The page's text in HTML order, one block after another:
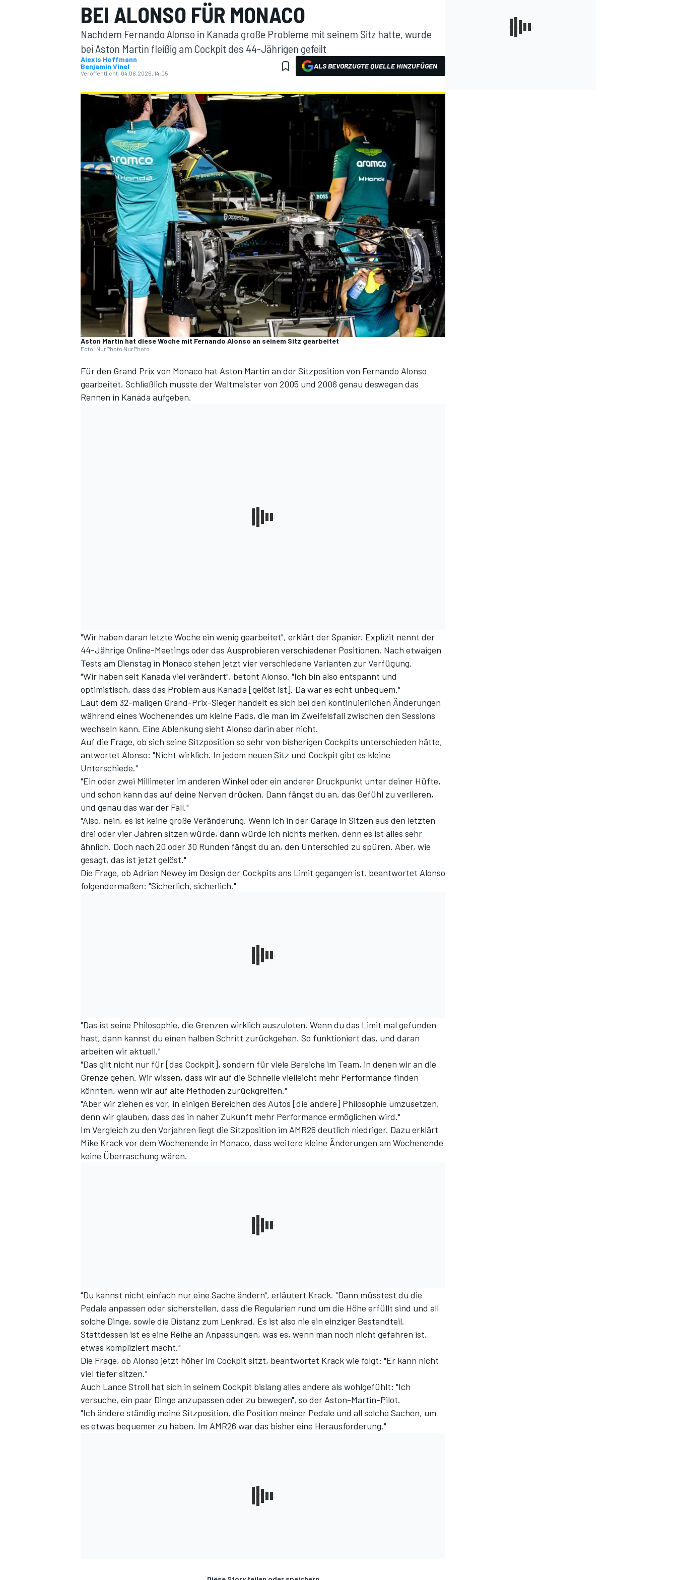
MOTOGP
DTM
SPORTWAGEN
BEI ALONSO FÜR MONACO
Nachdem Fernando Alonso in Kanada große Probleme mit seinem Sitz hatte, wurde
bei Aston Martin fleißig am Cockpit des 44-Jährigen gefeilt
Alexis Hoffmann
Benjamin Vinel
Veröffentlicht: 04.06.2026, 14:05
ALS BEVORZUGTE QUELLE HINZUFÜGEN
Aston Martin hat diese Woche mit Fernando Alonso an seinem Sitz gearbeitet
Foto: NurPhoto NurPhoto
Für den Grand Prix von Monaco hat Aston Martin an der Sitzposition von Fernando Alonso
gearbeitet. Schließlich musste der Weltmeister von 2005 und 2006 genau deswegen das
Rennen in Kanada aufgeben.
"Wir haben daran letzte Woche ein wenig gearbeitet", erklärt der Spanier. Explizit nennt der
44-Jährige Online-Meetings oder das Ausprobieren verschiedener Positionen. Nach etwaigen
Tests am Dienstag in Monaco stehen jetzt vier verschiedene Varianten zur Verfügung.
"Wir haben seit Kanada viel verändert", betont Alonso. "Ich bin also entspannt und
optimistisch, dass das Problem aus Kanada [gelöst ist]. Da war es echt unbequem."
Laut dem 32-maligen Grand-Prix-Sieger handelt es sich bei den kontinuierlichen Änderungen
während eines Wochenendes um kleine Pads, die man im Zweifelsfall zwischen den Sessions
wechseln kann. Eine Ablenkung sieht Alonso darin aber nicht.
Auf die Frage, ob sich seine Sitzposition so sehr von bisherigen Cockpits unterschieden hätte,
antwortet Alonso: "Nicht wirklich. In jedem neuen Sitz und Cockpit gibt es kleine
Unterschiede."
"Ein oder zwei Millimeter im anderen Winkel oder ein anderer Druckpunkt unter deiner Hüfte,
und schon kann das auf deine Nerven drücken. Dann fängst du an, das Gefühl zu verlieren,
und genau das war der Fall."
"Also, nein, es ist keine große Veränderung. Wenn ich in der Garage in Sitzen aus den letzten
drei oder vier Jahren sitzen würde, dann würde ich nichts merken, denn es ist alles sehr
ähnlich. Doch nach 20 oder 30 Runden fängst du an, den Unterschied zu spüren. Aber, wie
gesagt, das ist jetzt gelöst."
Die Frage, ob Adrian Newey im Design der Cockpits ans Limit gegangen ist, beantwortet Alonso
folgendermaßen: "Sicherlich, sicherlich."
"Das ist seine Philosophie, die Grenzen wirklich auszuloten. Wenn du das Limit mal gefunden
hast, dann kannst du einen halben Schritt zurückgehen. So funktioniert das, und daran
arbeiten wir aktuell."
"Das gilt nicht nur für [das Cockpit], sondern für viele Bereiche im Team, in denen wir an die
Grenze gehen. Wir wissen, dass wir auf die Schnelle vielleicht mehr Performance finden
könnten, wenn wir auf alte Methoden zurückgreifen."
"Aber wir ziehen es vor, in einigen Bereichen des Autos [die andere] Philosophie umzusetzen,
denn wir glauben, dass das in naher Zukunft mehr Performance ermöglichen wird."
Im Vergleich zu den Vorjahren liegt die Sitzposition im AMR26 deutlich niedriger. Dazu erklärt
Mike Krack vordem Wochenende in Monaco, dass weitere kleine Änderungen am Wochenende
keine Überraschung wären.
"Du kannst nicht einfach nur eine Sache ändern", erläutert Krack. "Dann müsstest du die
Pedale anpassen oder sicherstellen, dass die Regularien rund um die Höhe erfüllt sind und all
solche Dinge, sowie die Distanz zum Lenkrad. Es ist also nie ein einziger Bestandteil.
Stattdessen ist es eine Reihe an Anpassungen, was es, wenn man noch nicht gefahren ist,
etwas kompliziert macht."
Die Frage, ob Alonso jetzt höher im Cockpit sitzt, beantwortet Krack wie folgt: "Er kann nicht
viel tiefer sitzen."
Auch Lance Stroll hat sich in seinem Cockpit bislang alles andere als wohlgefühlt: "Ich
versuche, ein paar Dinge anzupassen oder zu bewegen", so der Aston-Martin-Pilot.
"Ich ändere ständig meine Sitzposition, die Position meiner Pedale und all solche Sachen, um
es etwas bequemer zu haben. Im AMR26 war das bisher eine Herausforderung."